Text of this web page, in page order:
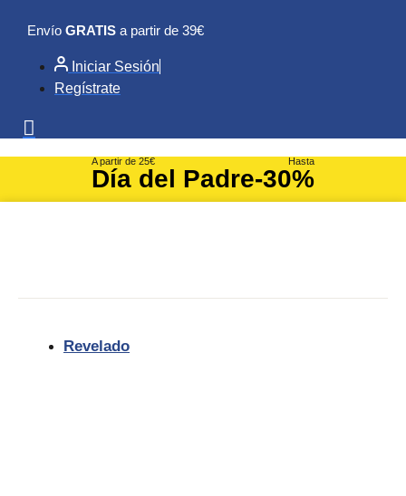
contenido
Envío GRATIS a partir de 39€
Iniciar Sesión
Regístrate
A partir de 25€
Día del Padre
Hasta
-30%
Revelado